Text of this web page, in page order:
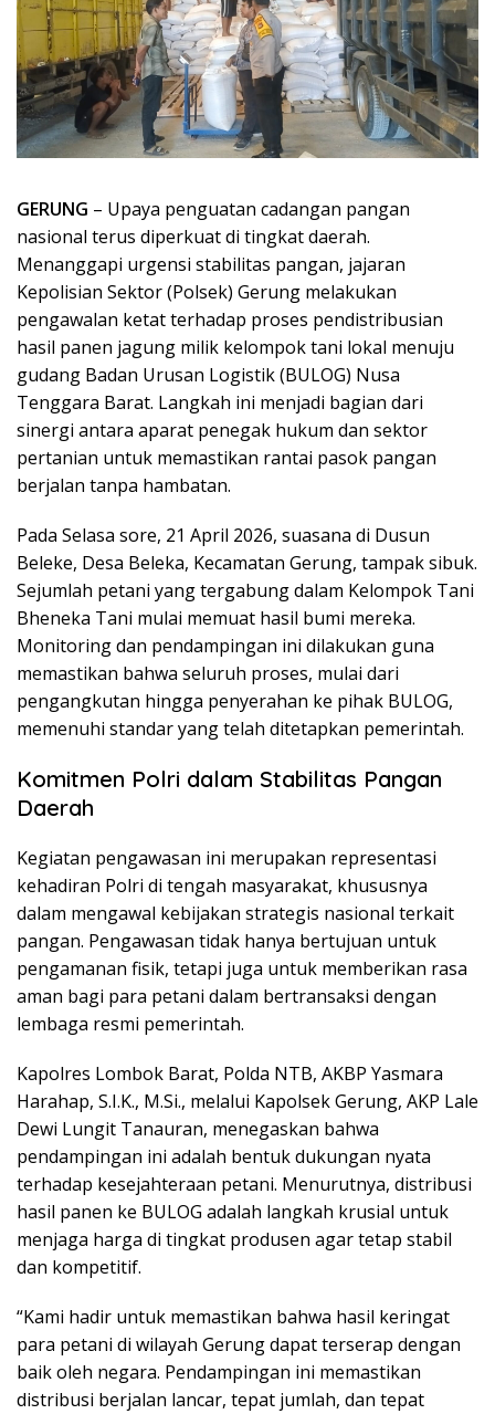
GERUNG – Upaya penguatan cadangan pangan
nasional terus diperkuat di tingkat daerah.
Menanggapi urgensi stabilitas pangan, jajaran
Kepolisian Sektor (Polsek) Gerung melakukan
pengawalan ketat terhadap proses pendistribusian
hasil panen jagung milik kelompok tani lokal menuju
gudang Badan Urusan Logistik (BULOG) Nusa
Tenggara Barat. Langkah ini menjadi bagian dari
sinergi antara aparat penegak hukum dan sektor
pertanian untuk memastikan rantai pasok pangan
berjalan tanpa hambatan.
Pada Selasa sore, 21 April 2026, suasana di Dusun
Beleke, Desa Beleka, Kecamatan Gerung, tampak sibuk.
Sejumlah petani yang tergabung dalam Kelompok Tani
Bheneka Tani mulai memuat hasil bumi mereka.
Monitoring dan pendampingan ini dilakukan guna
memastikan bahwa seluruh proses, mulai dari
pengangkutan hingga penyerahan ke pihak BULOG,
memenuhi standar yang telah ditetapkan pemerintah.
Komitmen Polri dalam Stabilitas Pangan
Daerah
Kegiatan pengawasan ini merupakan representasi
kehadiran Polri di tengah masyarakat, khususnya
dalam mengawal kebijakan strategis nasional terkait
pangan. Pengawasan tidak hanya bertujuan untuk
pengamanan fisik, tetapi juga untuk memberikan rasa
aman bagi para petani dalam bertransaksi dengan
lembaga resmi pemerintah.
Kapolres Lombok Barat, Polda NTB, AKBP Yasmara
Harahap, S.I.K., M.Si., melalui Kapolsek Gerung, AKP Lale
Dewi Lungit Tanauran, menegaskan bahwa
pendampingan ini adalah bentuk dukungan nyata
terhadap kesejahteraan petani. Menurutnya, distribusi
hasil panen ke BULOG adalah langkah krusial untuk
menjaga harga di tingkat produsen agar tetap stabil
dan kompetitif.
“Kami hadir untuk memastikan bahwa hasil keringat
para petani di wilayah Gerung dapat terserap dengan
baik oleh negara. Pendampingan ini memastikan
distribusi berjalan lancar, tepat jumlah, dan tepat